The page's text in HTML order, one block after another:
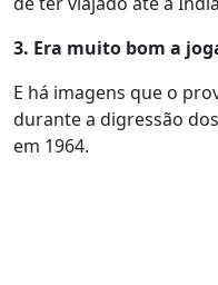
3. Era muito bom a
E há imagens que o
durante a digressão
em 1964.